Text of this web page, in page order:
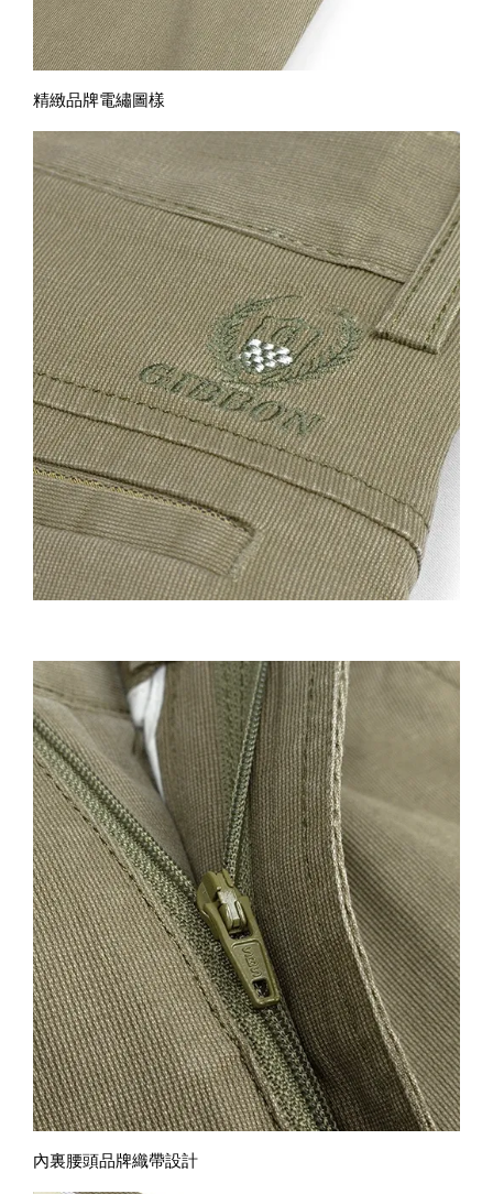
精緻品牌電繡圖樣
內裏腰頭品牌織帶設計